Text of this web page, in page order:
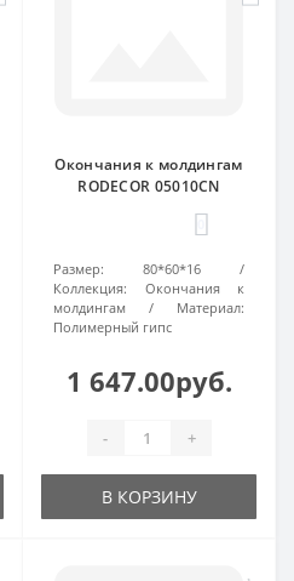
Окончания к молдингам
RODECOR 05010CN
Размер:
80*60*16
Коллекция:
Окончания к
молдингам
Материал:
Полимерный гипс
1 647.00руб.
- +
В КОРЗИНУ